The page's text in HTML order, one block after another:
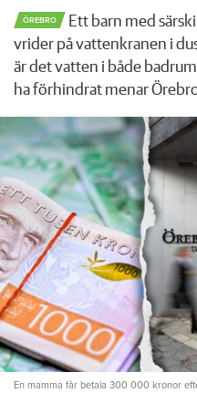
ÖREBRO
Ett barn med
vrider på vattenkranen i
är det vatten i både
ha förhindrat menar
En mamma får betala 300 000 kronor